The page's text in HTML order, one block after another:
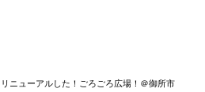
リニューアルした！ごろごろ広場！＠御所市